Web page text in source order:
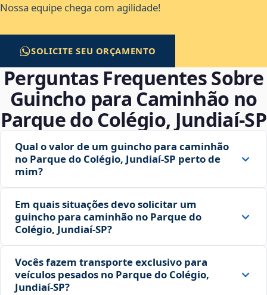
Nossa equipe chega com agilidade!
SOLICITE SEU ORÇAMENTO
Perguntas Frequentes Sobre
Guincho para Caminhão no
Parque do Colégio, Jundiaí‑SP
Qual o valor de um guincho para caminhão
no Parque do Colégio, Jundiaí‑SP perto de
mim?
Em quais situações devo solicitar um
guincho para caminhão no Parque do
Colégio, Jundiaí‑SP?
Vocês fazem transporte exclusivo para
veículos pesados no Parque do Colégio,
Jundiaí‑SP?